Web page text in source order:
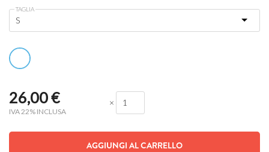
TAGLIA
26,00€
IVA 22% INCLUSA
×
AGGIUNGI AL CARRELLO